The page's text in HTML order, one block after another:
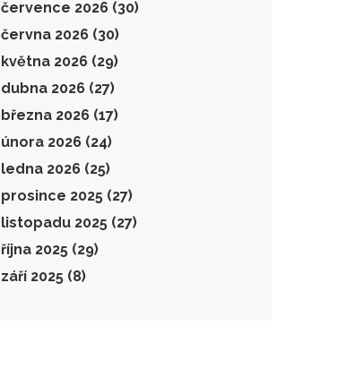
července 2026 (30)
června 2026 (30)
května 2026 (29)
dubna 2026 (27)
března 2026 (17)
února 2026 (24)
ledna 2026 (25)
prosince 2025 (27)
listopadu 2025 (27)
října 2025 (29)
září 2025 (8)